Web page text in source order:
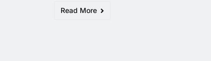
Read More